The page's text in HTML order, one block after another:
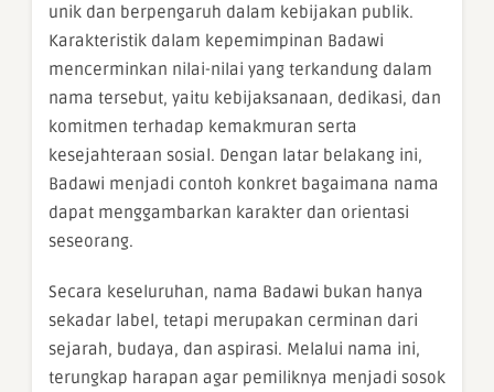
unik dan berpengaruh dalam kebijakan publik.
Karakteristik dalam kepemimpinan Badawi
mencerminkan nilai-nilai yang terkandung dalam
nama tersebut, yaitu kebijaksanaan, dedikasi, dan
komitmen terhadap kemakmuran serta
kesejahteraan sosial. Dengan latar belakang ini,
Badawi menjadi contoh konkret bagaimana nama
dapat menggambarkan karakter dan orientasi
seseorang.
Secara keseluruhan, nama Badawi bukan hanya
sekadar label, tetapi merupakan cerminan dari
sejarah, budaya, dan aspirasi. Melalui nama ini,
terungkap harapan agar pemiliknya menjadi sosok